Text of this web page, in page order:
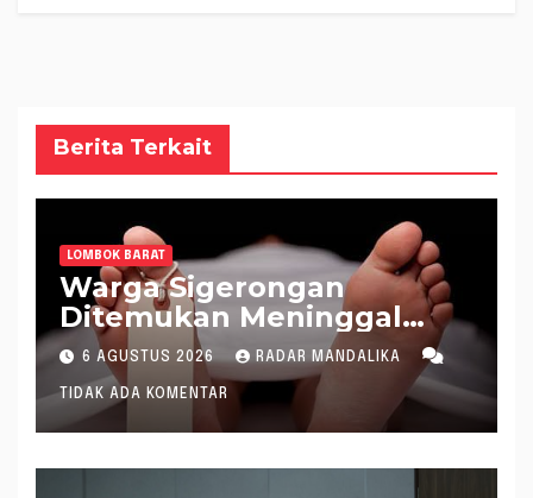
Berita Terkait
LOMBOK BARAT
Warga Sigerongan
Ditemukan Meninggal
saat Setrum Ikan di
Sungai
6 AGUSTUS 2026 RADAR MANDALIKA
TIDAK ADA KOMENTAR